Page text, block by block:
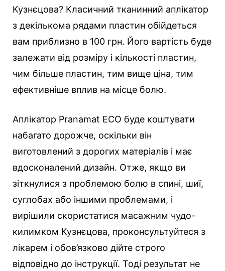
Кузнєцова? Класичний тканинний аплікатор
з декількома рядами пластин обійдеться
вам приблизно в 100 грн. Його вартість буде
залежати від розміру і кількості пластин,
чим більше пластин, тим вище ціна, тим
ефективніше вплив на місце болю.
Аплікатор Pranamat ECO буде коштувати
набагато дорожче, оскільки він
виготовлений з дорогих матеріалів і має
вдосконалений дизайн. Отже, якщо ви
зіткнулися з проблемою болю в спині, шиї,
суглобах або іншими проблемами, і
вирішили скористатися масажним чудо-
килимком Кузнєцова, проконсультуйтеся з
лікарем і обов’язково дійте строго
відповідно до інструкції. Тоді результат не